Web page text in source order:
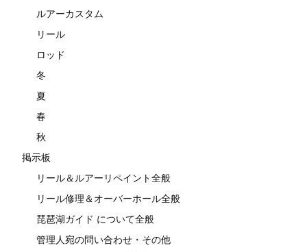
ルアーカスタム
リール
ロッド
冬
夏
春
秋
掲示板
リール＆ルアーリペイント全般
リール修理＆オーバーホール全般
琵琶湖ガイド について全般
管理人宛の問い合わせ・その他